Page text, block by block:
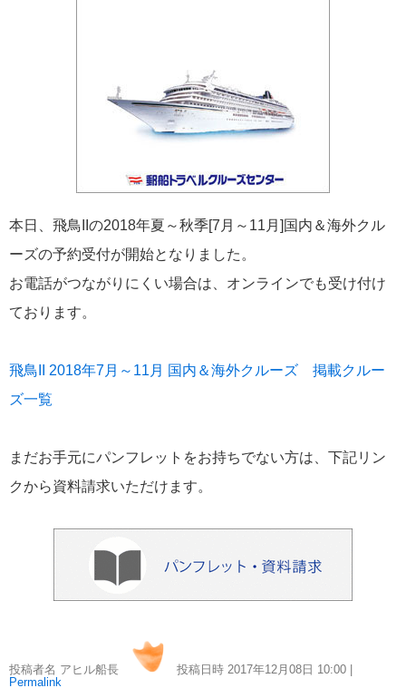
本日、飛鳥IIの2018年夏～秋季[7月～11月]国内＆海外クル
ーズの予約受付が開始となりました。
お電話がつながりにくい場合は、オンラインでも受け付け
ております。
飛鳥II 2018年7月～11月 国内＆海外クルーズ 掲載クルー
ズ一覧
まだお手元にパンフレットをお持ちでない方は、下記リン
クから資料請求いただけます。
投稿者名 アヒル船長 投稿日時 2017年12月08日 10:00
Permalink
2026年02月04日
ねずみ君のつぶやき♪
世界一周クルーズ
飛鳥II 2018年世界一周クルーズ